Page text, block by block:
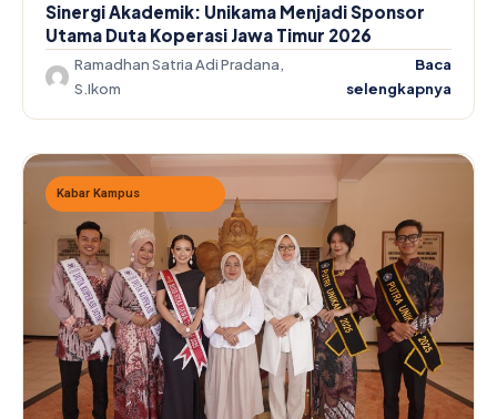
Sinergi Akademik: Unikama Menjadi Sponsor
Utama Duta Koperasi Jawa Timur 2026
Ramadhan Satria Adi Pradana,
S.Ikom
Baca
selengkapnya
Kabar Kampus